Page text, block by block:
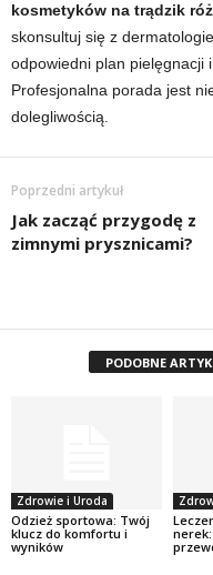
kosmetyków na trądzik
skonsultuj się z
odpowiedni plan pielęgnacji
Profesjonalna porada jest
dolegliwością.
Poprzedni artykuł
Jak zacząć przygodę z
zimnymi prysznicami?
PODOBNE
Zdrowie i Uroda
Odzież sportowa: Twój
klucz do komfortu i
wyników